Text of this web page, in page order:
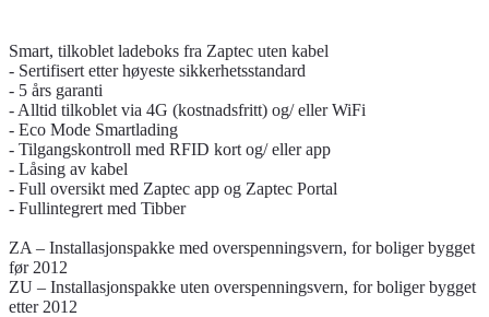
Smart, tilkoblet ladeboks fra Zaptec uten kabel
- Sertifisert etter høyeste sikkerhetsstandard
- 5 års garanti
- Alltid tilkoblet via 4G (kostnadsfritt) og/ eller WiFi
- Eco Mode Smartlading
- Tilgangskontroll med RFID kort og/ eller app
- Låsing av kabel
- Full oversikt med Zaptec app og Zaptec Portal
- Fullintegrert med Tibber
ZA – Installasjonspakke med overspenningsvern, for boliger bygget
før 2012
ZU – Installasjonspakke uten overspenningsvern, for boliger bygget
etter 2012